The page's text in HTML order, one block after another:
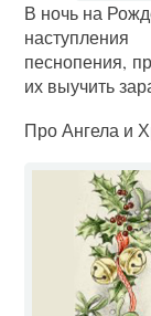
В ночь на
песнопения,
их выучить
Про Ангела и